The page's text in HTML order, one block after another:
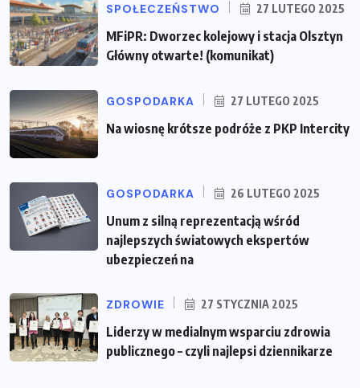
SPOŁECZEŃSTWO 27 LUTEGO 2025
MFiPR: Dworzec kolejowy i stacja Olsztyn
Główny otwarte! (komunikat)
GOSPODARKA 27 LUTEGO 2025
Na wiosnę krótsze podróże z PKP Intercity
GOSPODARKA 26 LUTEGO 2025
Unum z silną reprezentacją wśród
najlepszych światowych ekspertów
ubezpieczeń na
ZDROWIE 27 STYCZNIA 2025
Liderzy w medialnym wsparciu zdrowia
publicznego – czyli najlepsi dziennikarze